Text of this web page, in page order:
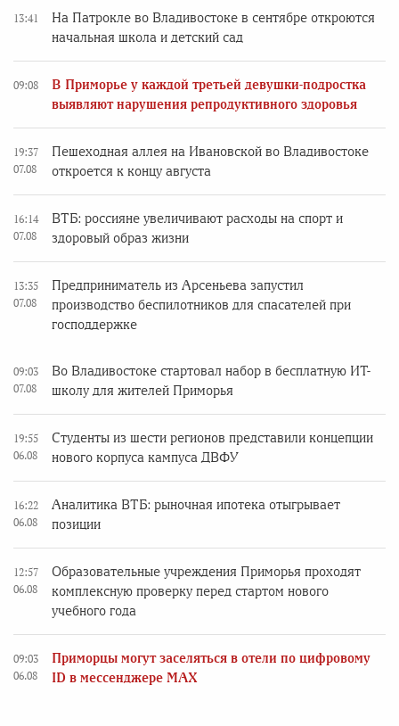
13:41
На Патрокле во Владивостоке в сентябре откроются
начальная школа и детский сад
09:08
В Приморье у каждой третьей девушки-подростка
выявляют нарушения репродуктивного здоровья
19:37
07.08
Пешеходная аллея на Ивановской во Владивостоке
откроется к концу августа
16:14
07.08
ВТБ: россияне увеличивают расходы на спорт и
здоровый образ жизни
13:35
07.08
Предприниматель из Арсеньева запустил
производство беспилотников для спасателей при
господдержке
09:03
07.08
Во Владивостоке стартовал набор в бесплатную ИТ-
школу для жителей Приморья
19:55
06.08
Студенты из шести регионов представили концепции
нового корпуса кампуса ДВФУ
16:22
06.08
Аналитика ВТБ: рыночная ипотека отыгрывает
позиции
12:57
06.08
Образовательные учреждения Приморья проходят
комплексную проверку перед стартом нового
учебного года
09:03
06.08
Приморцы могут заселяться в отели по цифровому
ID в мессенджере MAX